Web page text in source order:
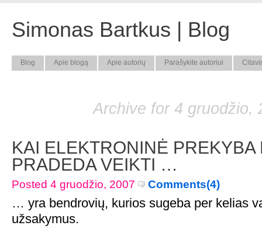
Simonas Bartkus | Blog
Blog Apie blogą Apie autorių Parašykite autoriui
Archive for 4 gruodžio,
KAI ELEKTRONINĖ PREKYBA
PRADEDA VEIKTI …
Posted 4 gruodžio, 2007 Comments(4)
… yra bendrovių, kurios sugeba per kelias
užsakymus.